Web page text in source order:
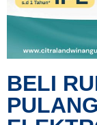
BELI